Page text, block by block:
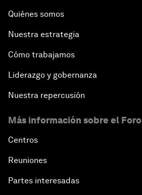
Quiénes somos
Nuestra estrategia
Cómo trabajamos
Liderazgo y gobernanza
Nuestra repercusión
Más información sobre el Foro
Centros
Reuniones
Partes interesadas